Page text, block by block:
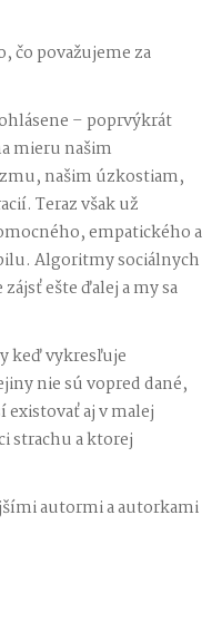
čo považujeme za
– poprvýkrát
mieru našim
našim úzkostiam,
Teraz však už
empatického a
Algoritmy sociálnych
ešte ďalej a my sa
keď vykresľuje
nie sú vopred dané,
aj v malej
strachu a ktorej
autormi a autorkami